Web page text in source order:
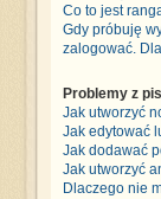
Co to jest
Gdy próbuję
zalogować.
Problemy z
Jak utworzyć
Jak edytować
Jak dodawać
Jak utworzyć
Dlaczego nie